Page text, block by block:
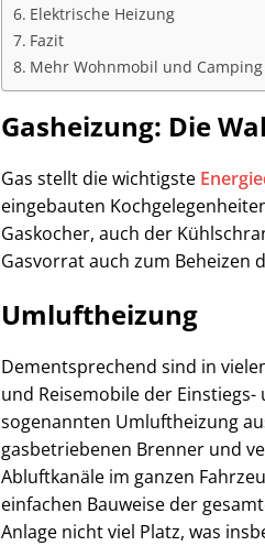
Elektrische Heizung
Fazit
Mehr Wohnmobil und
Gasheizung: Die
Gas stellt die wichtigste
eingebauten
Gaskocher, auch der
Gasvorrat auch zum Beheizen
Umluftheizung
Dementsprechend sind in
und Reisemobile der
sogenannten Umluftheizung
gasbetriebenen Brenner und
Abluftkanäle im ganzen
einfachen Bauweise der
Anlage nicht viel Platz, was